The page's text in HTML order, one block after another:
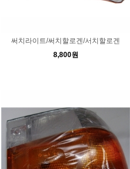
써치라이트/써치할로겐/서치할로겐
8,800원